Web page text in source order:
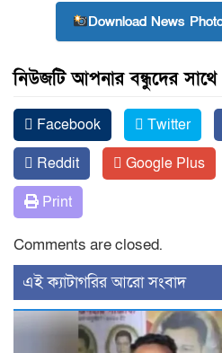
Download News
নিউজটি আপনার বন্ধুদের
Facebook Twitter
Reddit
Google Plus
Print
Comments are closed.
‍এই ক্যাটাগরির ‍আরো সংবাদ